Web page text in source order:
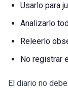
Usarlo para
Analizarlo
Releerlo
No registrar
El diario no